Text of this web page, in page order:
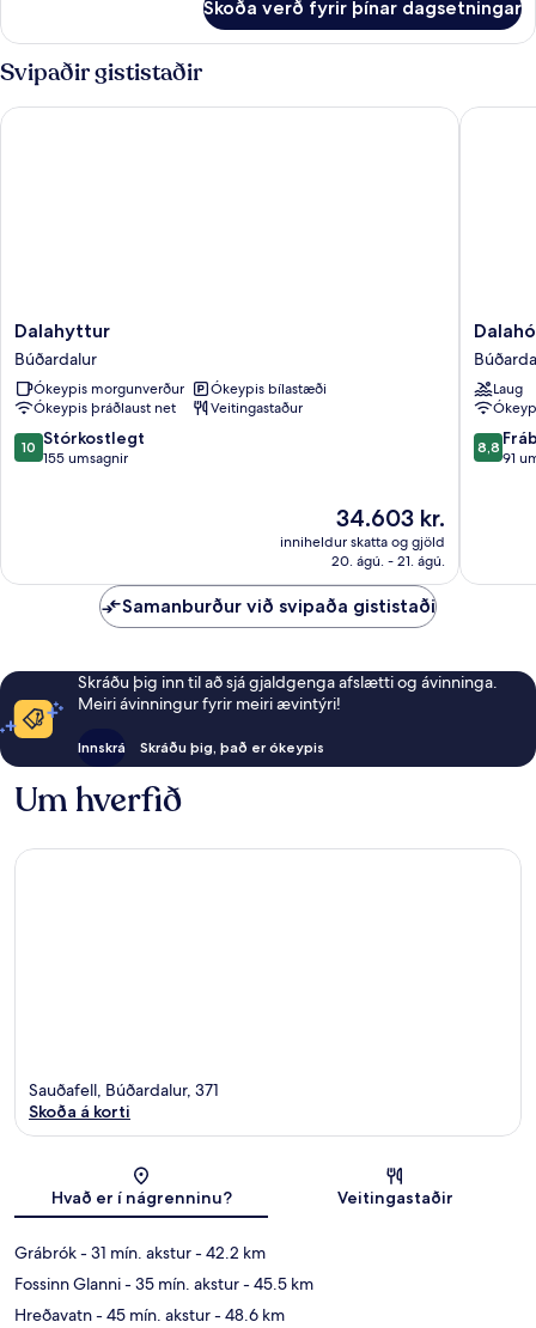
hús
-
sameiginlegt
baðherbergi
(6)
Skoða verð fyrir þínar dagsetningar
Svipaðir gististaðir
Dalahyttur
Búðardalur
Dalahyttur
Búðardalur
Ókeypis morgunverður
Ókeypis bílastæði
Ókeypis þráðlaust net
Veitingastaður
10.0
af
10 Stórkostlegt
155 umsagnir
Verðið
34.603 kr.
34.603 kr.
inniheldur skatta og gjöld
20. ágú. - 21. ágú.
Dalahyttur
Laug
8.8
af
8,8
91
Samanburður við svipaða gististaði
Skráðu þig inn til að sjá gjaldgenga afslætti og ávinninga.
Meiri ávinningur fyrir meiri ævintýri!
Innskrá Skráðu þig, það er ókeypis
Um hverfið
Sauðafell, Búðardalur, 371
Skoða á korti
Hvað er í nágrenninu? Veitingastaðir
Grábrók- 31 mín. akstur- 42.2 km
Fossinn Glanni- 35 mín. akstur- 45.5 km
Hreðavatn- 45 mín. akstur- 48.6 km